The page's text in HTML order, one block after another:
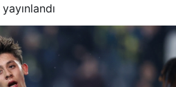
yayınlandı